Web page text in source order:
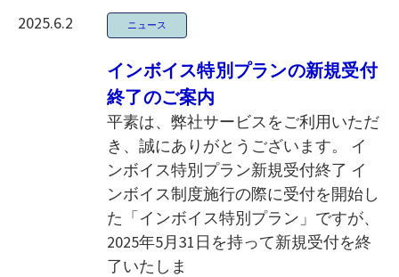
2025.6.2 ニュース
インボイス特別プランの新規受付
終了のご案内
平素は、弊社サービスをご利用いただ
き、誠にありがとうございます。 イ
ンボイス特別プラン新規受付終了 イ
ンボイス制度施行の際に受付を開始し
た「インボイス特別プラン」ですが、
2025年5月31日を持って新規受付を終
了いたしま